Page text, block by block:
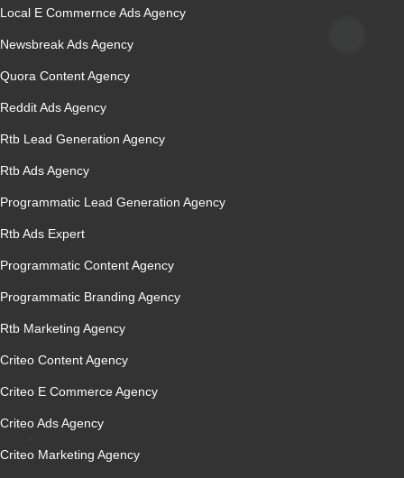
Local E Commernce Ads Agency
Newsbreak Ads Agency
Quora Content Agency
Reddit Ads Agency
Rtb Lead Generation Agency
Rtb Ads Agency
Programmatic Lead Generation Agency
Rtb Ads Expert
Programmatic Content Agency
Programmatic Branding Agency
Rtb Marketing Agency
Criteo Content Agency
Criteo E Commerce Agency
Criteo Ads Agency
Criteo Marketing Agency